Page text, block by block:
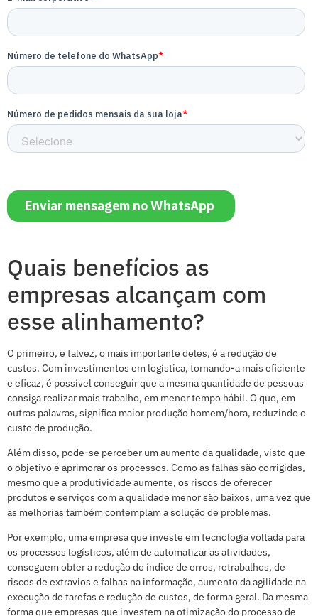
Quais benefícios as
empresas alcançam com
esse alinhamento?
O primeiro, e talvez, o mais importante deles, é a redução de
custos. Com investimentos em logística, tornando-a mais eficiente
e eficaz, é possível conseguir que a mesma quantidade de pessoas
consiga realizar mais trabalho, em menor tempo hábil. O que, em
outras palavras, significa maior produção homem/hora, reduzindo o
custo de produção.
Além disso, pode-se perceber um aumento da qualidade, visto que
o objetivo é aprimorar os processos. Como as falhas são corrigidas,
mesmo que a produtividade aumente, os riscos de oferecer
produtos e serviços com a qualidade menor são baixos, uma vez que
as melhorias também contemplam a solução de problemas.
Por exemplo, uma empresa que investe em tecnologia voltada para
os processos logísticos, além de automatizar as atividades,
conseguem obter a redução do índice de erros, retrabalhos, de
riscos de extravios e falhas na informação, aumento da agilidade na
execução de tarefas e redução de custos, de forma geral. Da mesma
forma que empresas que investem na otimização do processo de